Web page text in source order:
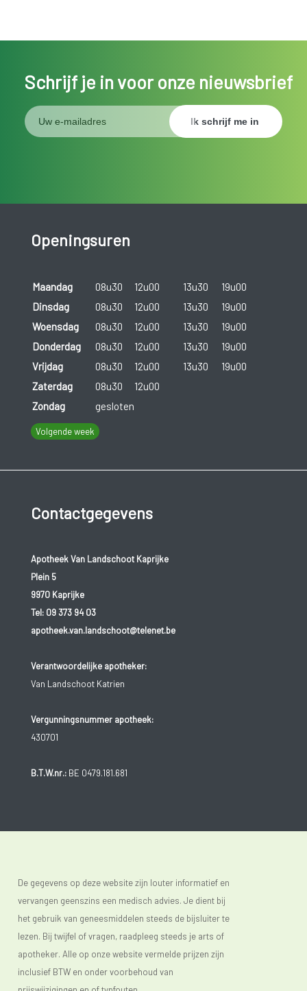
Schrijf je in voor onze nieuwsbrief
Openingsuren
Maandag 08u30 12u00 13u30
19u00
Dinsdag
08u30 12u00 13u30
19u00
Woensdag
08u30 12u00 13u30
19u00
Donderdag
08u30 12u00 13u30
19u00
Vrijdag
08u30 12u00 13u30
19u00
Zaterdag
08u30
12u00
Zondag
gesloten
Volgende week
Contactgegevens
Apotheek Van Landschoot Kaprijke
Plein 5
9970 Kaprijke
Tel: 09 373 94 03
apotheek.van.landschoot@telenet.be
Verantwoordelijke apotheker:
Van Landschoot Katrien
Vergunningsnummer apotheek:
430701
B.T.W.nr.:BE 0479.181.681
De gegevens op deze website zijn louter informatief en
vervangen geenszins een medisch advies. Je dient bij
het gebruik van geneesmiddelen steeds de bijsluiter te
lezen. Bij twijfel of vragen, raadpleeg steeds je arts of
apotheker. Alle op onze website vermelde prijzen zijn
inclusief BTW en onder voorbehoud van